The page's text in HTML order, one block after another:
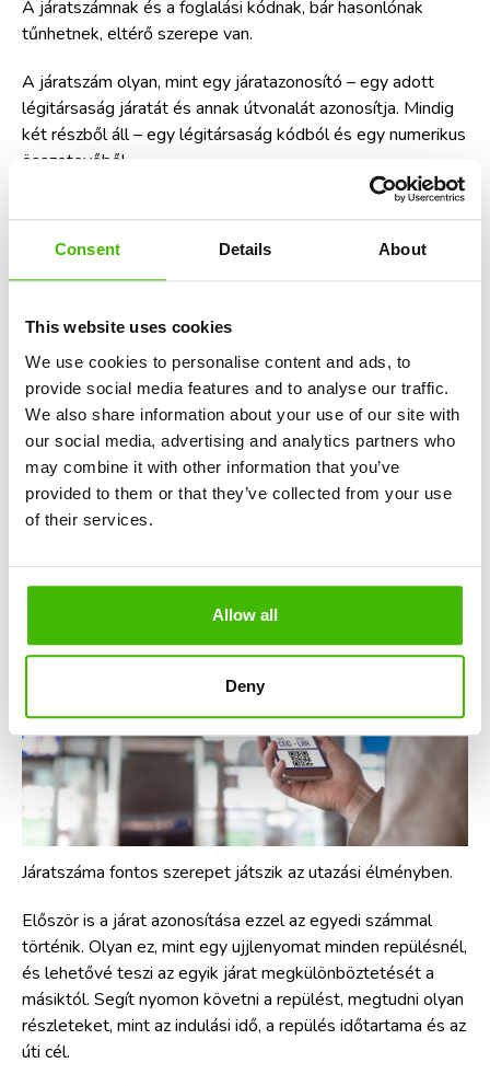
Consent Details About
This website uses cookies
We use cookies to personalise content and ads, to
provide social media features and to analyse our traffic.
We also share information about your use of our site with
our social media, advertising and analytics partners who
may combine it with other information that you’ve
provided to them or that they’ve collected from your use
of their services.
Allow all
Deny
A járatszámnak és a foglalási kódnak, bár hasonlónak
tűnhetnek, eltérő szerepe van.
A járatszám olyan, mint egy járatazonosító – egy adott
légitársaság járatát és annak útvonalát azonosítja. Mindig
két részből áll – egy légitársaság kódból és egy numerikus
összetevőből.
A foglalási kód egy egyedi kód, amely az Ön konkrét
foglalás kezeléséhez, mivel lehetővé teszi a légitársaság
számára, hogy azonosítsa a foglalás konkrét részleteit, és
Például egy American Airlines járat járatszáma így nézhet
ki: „AA1234”. Ez segít azonosítani a keresett járatot a
repülőtéren vagy a légitársaság honlapján. Míg a foglalási
kód lehet „XYZ123”. Ezt a kódot fogja használni, amikor
ellenőrzi a foglalást vagy módosítja azt.
A járatszámok jelentősége
Járatszáma fontos szerepet játszik az utazási élményben.
Először is a járat azonosítása ezzel az egyedi számmal
történik. Olyan ez, mint egy ujjlenyomat minden repülésnél,
és lehetővé teszi az egyik járat megkülönböztetését a
másiktól. Segít nyomon követni a repülést, megtudni olyan
részleteket, mint az indulási idő, a repülés időtartama és az
úti cél.